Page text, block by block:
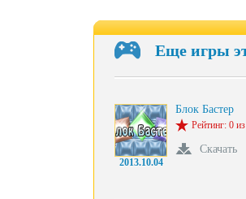
Еще игры
2013.10.04
Блок Бастер
Рейтинг: 0
Скачать